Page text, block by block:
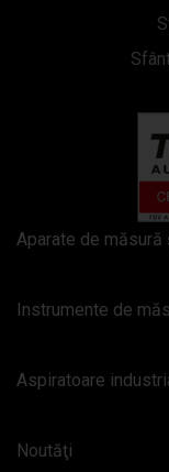
Aparate de măsură
Instrumente de
Aspiratoare
Noutăţi